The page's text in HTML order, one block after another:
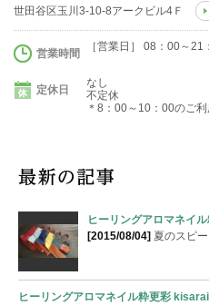
世田谷区玉川3-10-8アークビル4Ｆ
営業時間
［営業日］ 08：00～21
定休日
なし
不定休
＊8：00～10：00のご
ヒーリングアロマネイ
[2015/08/04] 夏のスピ
ヒーリングアロマネイル粋更彩 kisarai